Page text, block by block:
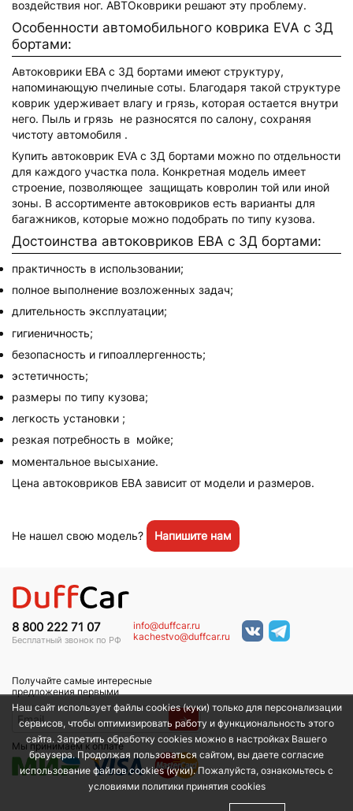
воздействия ног. АВТОковрики решают эту проблему.
Особенности автомобильного коврика EVA с 3Д
бортами:
Автоковрики ЕВА с 3Д бортами имеют структуру,
напоминающую пчелиные соты. Благодаря такой структуре
коврик удерживает влагу и грязь, которая остается внутри
него. Пыль и грязь не разносятся по салону, сохраняя
чистоту автомобиля .
Купить автоковрик EVA с 3Д бортами можно по отдельности
для каждого участка пола. Конкретная модель имеет
строение, позволяющее защищать ковролин той или иной
зоны. В ассортименте автоковриков есть варианты для
багажников, которые можно подобрать по типу кузова.
Достоинства автоковриков ЕВА с 3Д бортами:
практичность в использовании;
полное выполнение возложенных задач;
длительность эксплуатации;
гигиеничность;
безопасность и гипоаллергенность;
эстетичность;
размеры по типу кузова;
легкость установки ;
резкая потребность в мойке;
моментальное высыхание.
Цена автоковриков ЕВА зависит от модели и размеров.
Не нашел свою модель? Напишите нам
8 800 222 71 07
Бесплатный звонок по РФ
info@duffcar.ru
kachestvo@duffcar.ru
Получайте самые интересные
предложения первыми
→
Мы принимаем к оплате
Наш сайт использует файлы cookies (куки) только для персонализации
сервисов, чтобы оптимизировать работу и функциональность этого
сайта. Запретить обработку cookies можно в настройках Вашего
браузера. Продолжая пользоваться сайтом, вы даете согласие
использование файлов cookies (куки). Пожалуйста, ознакомьтесь с
условиями политики принятия сookies